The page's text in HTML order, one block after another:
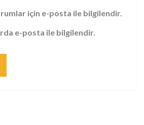
için e-posta ile bilgilendir.
e-posta ile bilgilendir.